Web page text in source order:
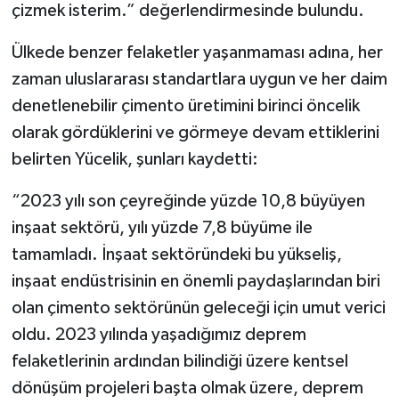
çizmek isterim.” değerlendirmesinde bulundu.
Ülkede benzer felaketler yaşanmaması adına, her
zaman uluslararası standartlara uygun ve her daim
denetlenebilir çimento üretimini birinci öncelik
olarak gördüklerini ve görmeye devam ettiklerini
belirten Yücelik, şunları kaydetti:
“2023 yılı son çeyreğinde yüzde 10,8 büyüyen
inşaat sektörü, yılı yüzde 7,8 büyüme ile
tamamladı. İnşaat sektöründeki bu yükseliş,
inşaat endüstrisinin en önemli paydaşlarından biri
olan çimento sektörünün geleceği için umut verici
oldu. 2023 yılında yaşadığımız deprem
felaketlerinin ardından bilindiği üzere kentsel
dönüşüm projeleri başta olmak üzere, deprem